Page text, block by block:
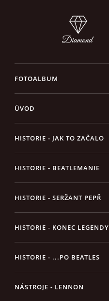
FOTOALBUM
ÚVOD
HISTORIE - JAK TO ZAČALO
HISTORIE - BEATLEMANIE
HISTORIE - SERŽANT PEPŘ
HISTORIE - KONEC LEGENDY
HISTORIE - ...PO BEATLES
NÁSTROJE - LENNON